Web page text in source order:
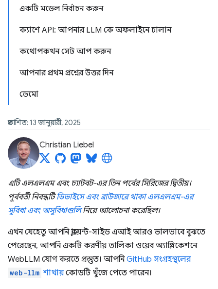
একটি মডেল নির্বাচন করুন
ক্যাশে API: আপনার LLM কে অফলাইনে চালান
কথোপকথন সেট আপ করুন
আপনার প্রথম প্রশ্নের উত্তর দিন
ডেমো
প্রকাশিত: 13 জানুয়ারী, 2025
Christian Liebel
এটি এলএলএম এবং চ্যাটবট-এর তিন পর্বের সিরিজের দ্বিতীয়।
পূর্ববর্তী নিবন্ধটিডিভাইসে এবং ব্রাউজারে থাকা এলএলএম-এর
সুবিধা এবং অসুবিধাগুলিনিয়ে আলোচনা করেছিল।
এখন যেহেতু আপনি ক্লায়েন্ট-সাইড এআই আরও ভালভাবে বুঝতে
পেরেছেন, আপনি একটি করণীয় তালিকা ওয়েব অ্যাপ্লিকেশনে
WebLLM যোগ করতে প্রস্তুত। আপনিGitHub সংগ্রহস্থলের
web-llm শাখায় কোডটি খুঁজে পেতে পারেন।